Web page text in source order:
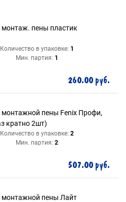
монтаж. пены пластик
Количество в упаковке: 1
Мин. партия: 1
260.00 руб.
монтажной пены Fenix Профи,
кратно 2шт)
Количество в упаковке: 2
Мин. партия: 2
507.00 руб.
монтажной пены Лайт